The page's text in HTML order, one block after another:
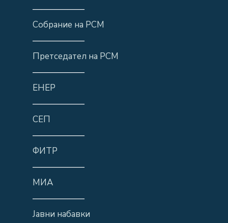
——————
Собрание на РСМ
——————
Претседател на РСМ
——————
ЕНЕР
——————
СЕП
——————
ФИТР
——————
МИА
——————
Јавни набавки